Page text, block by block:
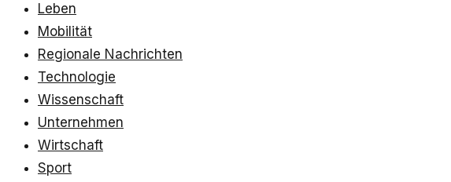
Leben
Mobilität
Regionale Nachrichten
Technologie
Wissenschaft
Unternehmen
Wirtschaft
Sport